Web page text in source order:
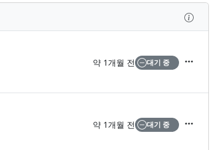
검사
약 1개월 전 대기 중
약 1개월 전 대기 중